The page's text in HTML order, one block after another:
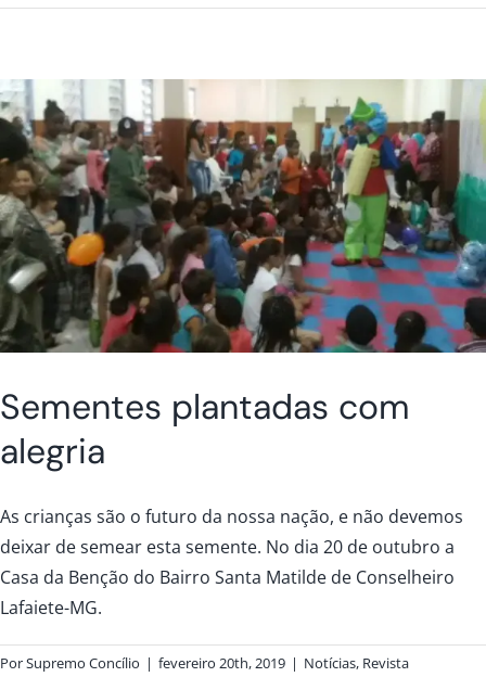
Sementes plantadas com
alegria
As crianças são o futuro da nossa nação, e não devemos
deixar de semear esta semente. No dia 20 de outubro a
Casa da Benção do Bairro Santa Matilde de Conselheiro
Lafaiete-MG.
PorSupremo Concílio | fevereiro 20th, 2019 | Notícias, Revista